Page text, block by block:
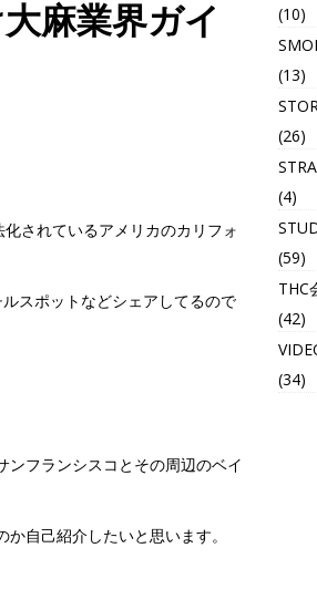
麻業界ガイ
されているアメリカのカリフォ
スポットなどシェアしてるので
ンフランシスコとその周辺のベイ
自己紹介したいと思います。
(10)
(13)
(26)
(4)
(59)
THC
(42)
(34)